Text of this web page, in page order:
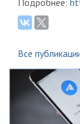
Подробнее:
Все